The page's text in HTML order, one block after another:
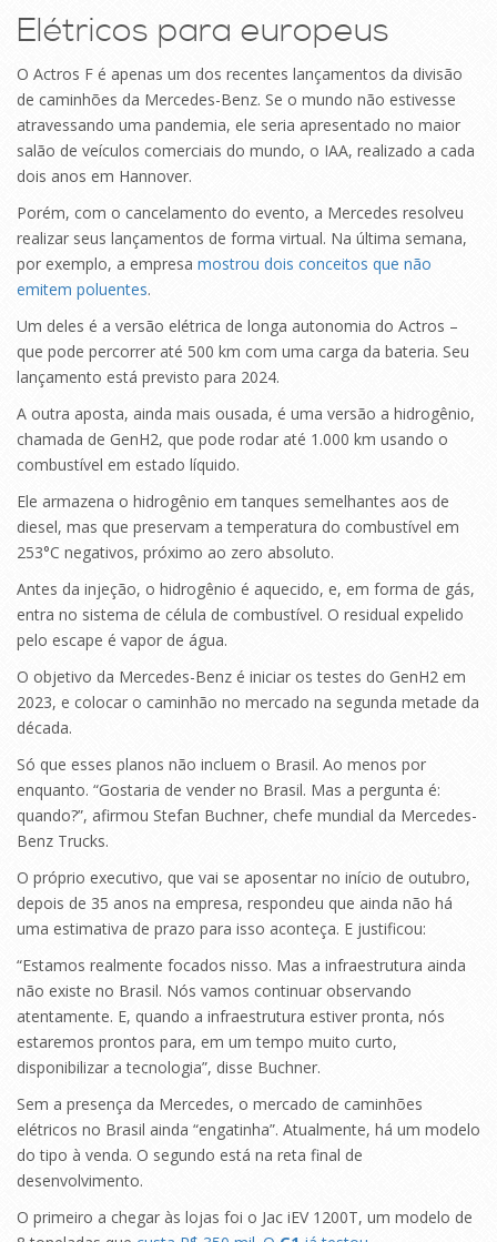
Elétricos para europeus
O Actros F é apenas um dos recentes lançamentos da divisão
de caminhões da Mercedes-Benz. Se o mundo não estivesse
atravessando uma pandemia, ele seria apresentado no maior
salão de veículos comerciais do mundo, o IAA, realizado a cada
dois anos em Hannover.
Porém, com o cancelamento do evento, a Mercedes resolveu
realizar seus lançamentos de forma virtual. Na última semana,
por exemplo, a empresa mostrou dois conceitos que não
emitem poluentes.
Um deles é a versão elétrica de longa autonomia do Actros –
que pode percorrer até 500 km com uma carga da bateria. Seu
lançamento está previsto para 2024.
A outra aposta, ainda mais ousada, é uma versão a hidrogênio,
chamada de GenH2, que pode rodar até 1.000 km usando o
combustível em estado líquido.
Ele armazena o hidrogênio em tanques semelhantes aos de
diesel, mas que preservam a temperatura do combustível em
253°C negativos, próximo ao zero absoluto.
Antes da injeção, o hidrogênio é aquecido, e, em forma de gás,
entra no sistema de célula de combustível. O residual expelido
pelo escape é vapor de água.
O objetivo da Mercedes-Benz é iniciar os testes do GenH2 em
2023, e colocar o caminhão no mercado na segunda metade da
década.
Só que esses planos não incluem o Brasil. Ao menos por
enquanto. “Gostaria de vender no Brasil. Mas a pergunta é:
quando?”, afirmou Stefan Buchner, chefe mundial da Mercedes-
Benz Trucks.
O próprio executivo, que vai se aposentar no início de outubro,
depois de 35 anos na empresa, respondeu que ainda não há
uma estimativa de prazo para isso aconteça. E justificou:
“Estamos realmente focados nisso. Mas a infraestrutura ainda
não existe no Brasil. Nós vamos continuar observando
atentamente. E, quando a infraestrutura estiver pronta, nós
estaremos prontos para, em um tempo muito curto,
disponibilizar a tecnologia”, disse Buchner.
Sem a presença da Mercedes, o mercado de caminhões
elétricos no Brasil ainda “engatinha”. Atualmente, há um modelo
do tipo à venda. O segundo está na reta final de
desenvolvimento.
O primeiro a chegar às lojas foi o Jac iEV 1200T, um modelo de